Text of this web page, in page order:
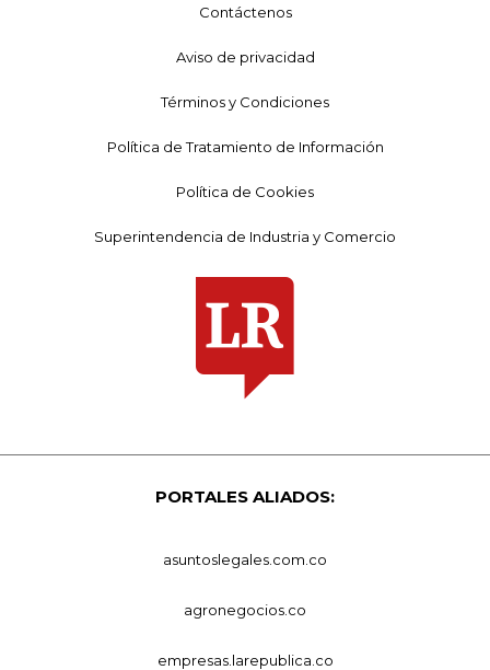
Contáctenos
Aviso de privacidad
Términos y Condiciones
Política de Tratamiento de Información
Política de Cookies
Superintendencia de Industria y Comercio
PORTALES ALIADOS:
asuntoslegales.com.co
agronegocios.co
empresas.larepublica.co